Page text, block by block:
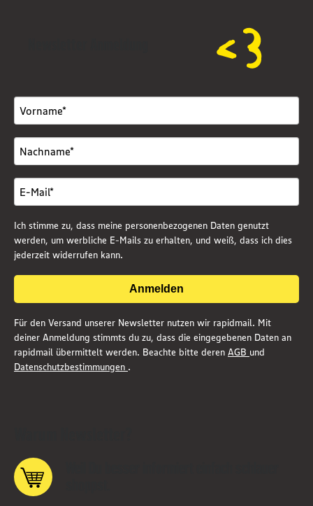
Ich stimme zu, dass meine personenbezogenen Daten genutzt
werden, um werbliche E-Mails zu erhalten, und weiß, dass ich dies
jederzeit widerrufen kann.
Anmelden
Für den Versand unserer Newsletter nutzen wir rapidmail. Mit
deiner Anmeldung stimmts du zu, dass die eingegebenen Daten an
rapidmail übermittelt werden. Beachte bitte deren AGB und
Datenschutzbestimmungen .